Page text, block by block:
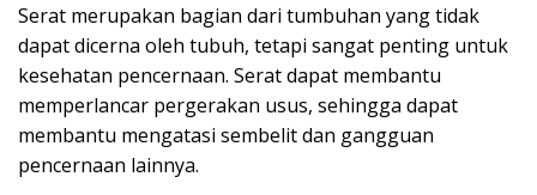
Serat merupakan bagian dari tumbuhan yang tidak
dapat dicerna oleh tubuh, tetapi sangat penting untuk
kesehatan pencernaan. Serat dapat membantu
memperlancar pergerakan usus, sehingga dapat
membantu mengatasi sembelit dan gangguan
pencernaan lainnya.